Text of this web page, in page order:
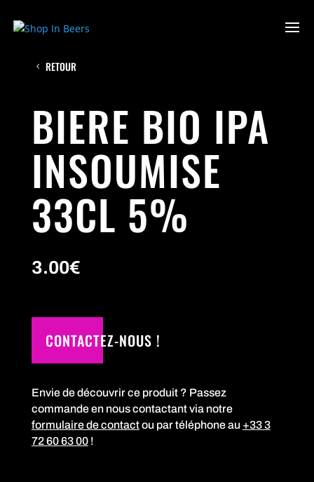
RETOUR
BIERE BIO IPA
INSOUMISE
33CL 5%
3.00€
CONTACTEZ-NOUS !
Envie de découvrir ce produit ? Passez
commande en nous contactant via notre
formulaire de contactou par téléphone au +33 3
72 60 63 00!